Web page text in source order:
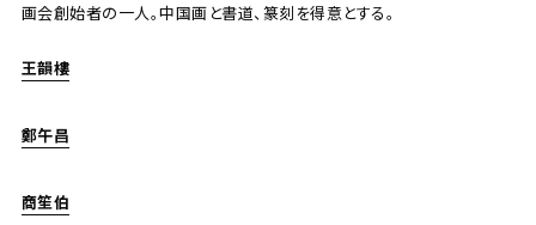
画会創始者の一人。中国画と書道、篆刻を得意とする。
王韻樓
鄭午昌
商笙伯
予想価格
公開終了